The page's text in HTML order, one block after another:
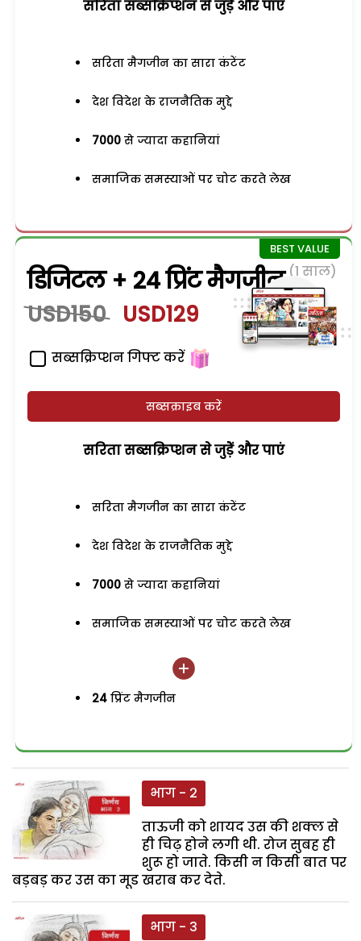
सरिता सब्सक्रिप्शन से जुड़ेें और पाएं
सरिता मैगजीन का सारा कंटेंट
देश विदेश के राजनैतिक मुद्दे
7000 से ज्यादा कहानियां
समाजिक समस्याओं पर चोट करते लेख
डिजिटल + 24 प्रिंट मैगजीन (1 साल)
USD150 USD129
सब्सक्रिप्शन गिफ्ट करें
सब्सक्राइब करें
सरिता सब्सक्रिप्शन से जुड़ेें और पाएं
सरिता मैगजीन का सारा कंटेंट
देश विदेश के राजनैतिक मुद्दे
7000 से ज्यादा कहानियां
समाजिक समस्याओं पर चोट करते लेख
24 प्रिंट मैगजीन
भाग - 2
ताऊजी को शायद उस की शक्ल से
ही चिढ़ होने लगी थी. रोज सुबह ही
शुरू हो जाते. किसी न किसी बात पर
बड़बड़ कर उस का मूड खराब कर देते.
भाग - 3